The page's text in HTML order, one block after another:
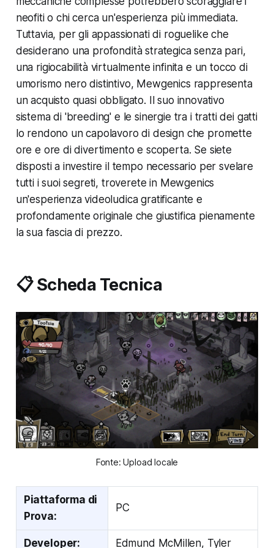
neofiti o chi cerca un'esperienza più immediata.
Tuttavia, per gli appassionati di roguelike che
desiderano una profondità strategica senza pari,
una rigiocabilità virtualmente infinita e un tocco di
umorismo nero distintivo, Mewgenics rappresenta
un acquisto quasi obbligato. Il suo innovativo
sistema di 'breeding' e le sinergie tra i tratti dei gatti
lo rendono un capolavoro di design che promette
ore e ore di divertimento e scoperta. Se siete
disposti a investire il tempo necessario per svelare
tutti i suoi segreti, troverete in Mewgenics
un'esperienza videoludica gratificante e
profondamente originale che giustifica pienamente
la sua fascia di prezzo.
📋 Scheda Tecnica
Fonte: Upload locale
Piattaforma di
Prova:
PC
Developer: Edmund McMillen, Tyler